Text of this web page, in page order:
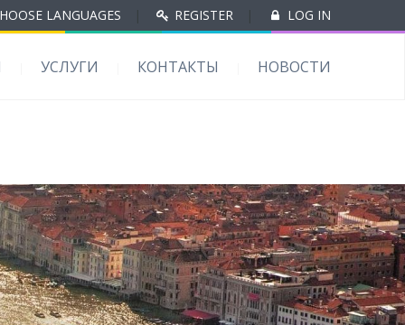
LANGUAGES REGISTER LOG IN
УСЛУГИ КОНТАКТЫ НОВОСТИ